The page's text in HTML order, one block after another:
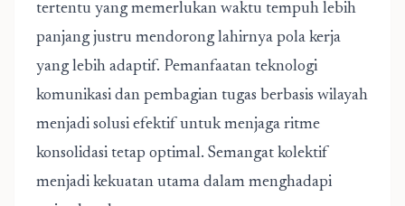
tertentu yang memerlukan waktu tempuh lebih
panjang justru mendorong lahirnya pola kerja
yang lebih adaptif. Pemanfaatan teknologi
komunikasi dan pembagian tugas berbasis wilayah
menjadi solusi efektif untuk menjaga ritme
konsolidasi tetap optimal. Semangat kolektif
menjadi kekuatan utama dalam menghadapi